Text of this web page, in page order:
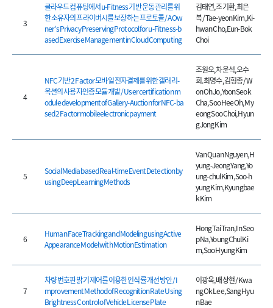
3
클라우드 컴퓨팅에서 u-Fitness 기반 운동 관리를 위
한 소유자의 프라이버시를 보장하는 프로토콜 / A Ow
ner's Privacy Preserving Protocol for u-Fitness-b
ased Exercise Management in Cloud Computing
김태연, 조기환, 최은
복 / Tae-yeon Kim, Ki-
hwan Cho, Eun-Bok
Choi
4
NFC 기반 2 Factor 모바일 전자결제를 위한 갤러리-
옥션의 사용자인증 모듈 개발 / User certification m
odule development of Gallery-Auction for NFC-ba
sed 2 Factor mobileelectronic payment
조원오, 차윤석, 오수
희. 최명수, 김형종 / W
on Oh Jo, Yoon Seok
Cha, Soo Hee Oh, My
eong Soo Choi, Hyun
g Jong Kim
5
Social Media based Real-time Event Detection by
using Deep Learning Methods
Van Quan Nguyen, H
yung-Jeong Yang, Yo
ung-chul Kim, Soo-h
yung Kim, Kyungbae
k Kim
6
Human Face Tracking and Modeling using Active
Appearance Model with Motion Estimation
Hong Tai Tran, In Seo
p Na, Young Chul Ki
m, Soo Hyung Kim
7
차량 번호판 밝기 제어를 이용한 인식률 개선 방안 / I
mprovement Method of Recognition Rate Using
Brightness Control of Vehicle License Plate
이광옥, 배상현 / Kwa
ng Ok Lee, Sang Hyu
n Bae